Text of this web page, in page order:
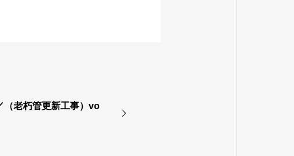
（老朽管更新工事）vo